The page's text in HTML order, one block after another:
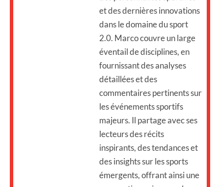
et des dernières innovations
dans le domaine du sport
2.0. Marco couvre un large
éventail de disciplines, en
fournissant des analyses
détaillées et des
commentaires pertinents sur
les événements sportifs
majeurs. Il partage avec ses
lecteurs des récits
inspirants, des tendances et
des insights sur les sports
émergents, offrant ainsi une